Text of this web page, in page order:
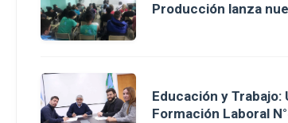
Producción lanza
Educación y
Formación Laboral